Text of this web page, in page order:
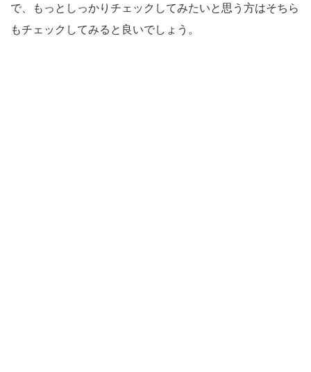
で、もっとしっかりチェックしてみたいと思う方はそちら
もチェックしてみると良いでしょう。